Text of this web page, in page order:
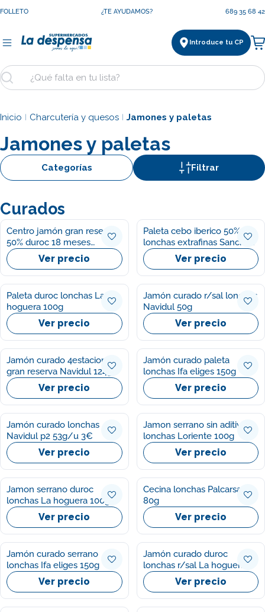
FOLLETO ¿TE AYUDAMOS? 689 35 68 42
Buscar
Introduce tu CP
Inicio Charcutería y quesos Jamones y paletas
Jamones y paletas
Categorías Filtrar
Curados
Centro jamón gran reserva
50% duroc 18 meses
Carmelo Gonzalez
Ver precio
Paleta cebo iberico 50%
lonchas extrafinas Sanchez
alcaraz 90gVer precio
Paleta duroc lonchas La
hoguera 100g
Ver precio
Jamón curado r/sal lonchas
Navidul 50g
Ver precio
Jamón curado 4estaciones
gran reserva Navidul 124g
Ver precio
Jamón curado paleta
lonchas Ifa eliges 150g
Ver precio
Jamón curado lonchas
Navidul p2 53g/u 3€
Ver precio
Jamon serrano sin aditivos
lonchas Loriente 100g
Ver precio
Jamon serrano duroc
lonchas La hoguera 100g
Ver precio
Cecina lonchas Palcarsa
80g
Ver precio
Jamón curado serrano
lonchas Ifa eliges 150g
Ver precio
Jamón curado duroc
lonchas r/sal La hoguera
100g
Ver precio